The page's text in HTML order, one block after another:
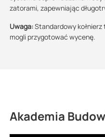
zatorami, zapewniając
Uwaga:Standardowy kołnierz
mogli przygotować wycenę.
Akademia